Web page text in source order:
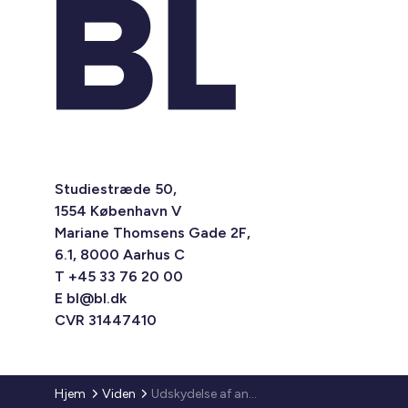
Studiestræde 50,
1554 København V
Mariane Thomsens Gade 2F,
6.1, 8000 Aarhus C
T +45 33 76 20 00
E bl@bl.dk
CVR 31447410
Hjem Viden Udskydelse af anmeldelsesfristen for omlægning af varmeår til kalenderår og anmeldelse af varmeregnskab for fjernvarmevirksomheder